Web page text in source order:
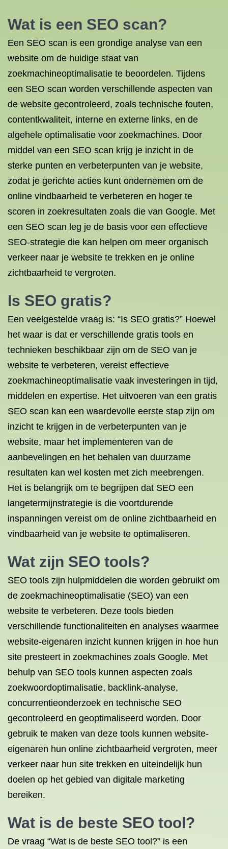
Wat is een SEO scan?
Een SEO scan is een grondige analyse van een
website om de huidige staat van
zoekmachineoptimalisatie te beoordelen. Tijdens
een SEO scan worden verschillende aspecten van
de website gecontroleerd, zoals technische fouten,
contentkwaliteit, interne en externe links, en de
algehele optimalisatie voor zoekmachines. Door
middel van een SEO scan krijg je inzicht in de
sterke punten en verbeterpunten van je website,
zodat je gerichte acties kunt ondernemen om de
online vindbaarheid te verbeteren en hoger te
scoren in zoekresultaten zoals die van Google. Met
een SEO scan leg je de basis voor een effectieve
SEO-strategie die kan helpen om meer organisch
verkeer naar je website te trekken en je online
zichtbaarheid te vergroten.
Is SEO gratis?
Een veelgestelde vraag is: “Is SEO gratis?” Hoewel
het waar is dat er verschillende gratis tools en
technieken beschikbaar zijn om de SEO van je
website te verbeteren, vereist effectieve
zoekmachineoptimalisatie vaak investeringen in tijd,
middelen en expertise. Het uitvoeren van een gratis
SEO scan kan een waardevolle eerste stap zijn om
inzicht te krijgen in de verbeterpunten van je
website, maar het implementeren van de
aanbevelingen en het behalen van duurzame
resultaten kan wel kosten met zich meebrengen.
Het is belangrijk om te begrijpen dat SEO een
langetermijnstrategie is die voortdurende
inspanningen vereist om de online zichtbaarheid en
vindbaarheid van je website te optimaliseren.
Wat zijn SEO tools?
SEO tools zijn hulpmiddelen die worden gebruikt om
de zoekmachineoptimalisatie (SEO) van een
website te verbeteren. Deze tools bieden
verschillende functionaliteiten en analyses waarmee
website-eigenaren inzicht kunnen krijgen in hoe hun
site presteert in zoekmachines zoals Google. Met
behulp van SEO tools kunnen aspecten zoals
zoekwoordoptimalisatie, backlink-analyse,
concurrentieonderzoek en technische SEO
gecontroleerd en geoptimaliseerd worden. Door
gebruik te maken van deze tools kunnen website-
eigenaren hun online zichtbaarheid vergroten, meer
verkeer naar hun site trekken en uiteindelijk hun
doelen op het gebied van digitale marketing
bereiken.
Wat is de beste SEO tool?
De vraag “Wat is de beste SEO tool?” is een